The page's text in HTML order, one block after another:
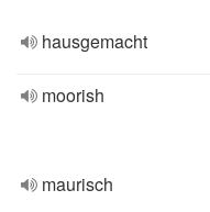
hausgemacht
moorish
maurisch